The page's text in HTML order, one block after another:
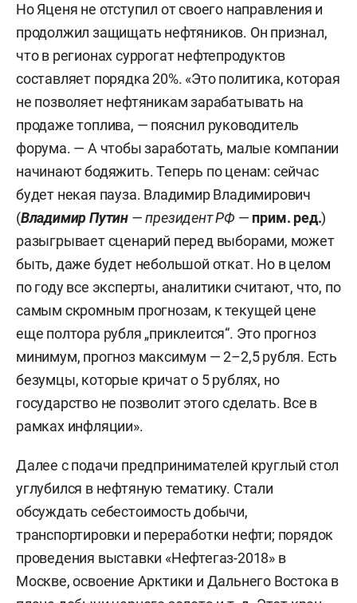
Но Яценя не отступил от своего направления и
продолжил защищать нефтяников. Он признал,
что в регионах суррогат нефтепродуктов
составляет порядка 20%. «Это политика, которая
не позволяет нефтяникам зарабатывать на
продаже топлива, — пояснил руководитель
форума. — А чтобы заработать, малые компании
начинают бодяжить. Теперь по ценам: сейчас
будет некая пауза. Владимир Владимирович
(Владимир Путин — президент РФ — прим. ред.)
разыгрывает сценарий перед выборами, может
быть, даже будет небольшой откат. Но в целом
по году все эксперты, аналитики считают, что, по
самым скромным прогнозам, к текущей цене
еще полтора рубля „приклеится“. Это прогноз
минимум, прогноз максимум — 2–2,5 рубля. Есть
безумцы, которые кричат о 5 рублях, но
государство не позволит этого сделать. Все в
рамках инфляции».
Далее с подачи предпринимателей круглый стол
углубился в нефтяную тематику. Стали
обсуждать себестоимость добычи,
транспортировки и переработки нефти; порядок
проведения выставки «Нефтегаз-2018» в
Москве, освоение Арктики и Дальнего Востока в